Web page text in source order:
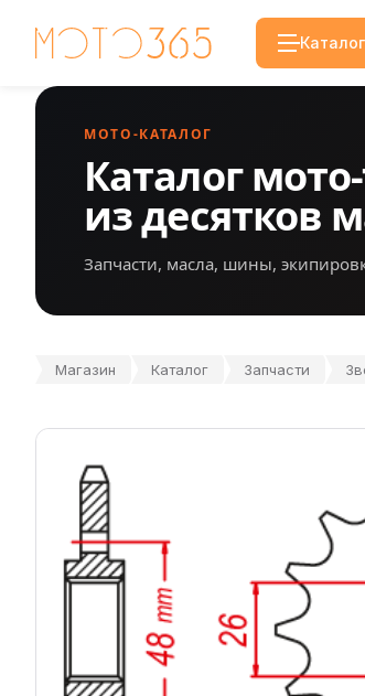
Каталог
МОТО-КАТАЛОГ
Каталог
из десятков
Запчасти, масла, шины,
Магазин Каталог Запчасти